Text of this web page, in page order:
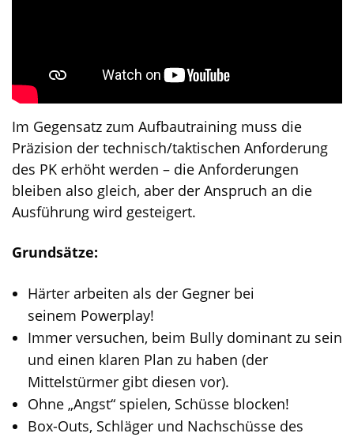
Im Gegensatz zum Aufbautraining muss die
Präzision der technisch/taktischen Anforderung
des PK erhöht werden – die Anforderungen
bleiben also gleich, aber der Anspruch an die
Ausführung wird gesteigert.
Grundsätze:
Härter arbeiten als der Gegner bei
seinem Powerplay!
Immer versuchen, beim Bully dominant zu sein
und einen klaren Plan zu haben (der
Mittelstürmer gibt diesen vor).
Ohne „Angst“ spielen, Schüsse blocken!
Box-Outs, Schläger und Nachschüsse des